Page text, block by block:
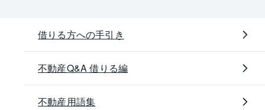
借りる方への手引き
不動産Q&A 借りる編
不動産用語集